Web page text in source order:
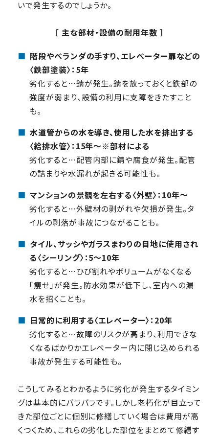
いで発生するのでしょうか。
［ 主な部材・設備の耐用年数 ］
■ 階段やベランダの手すり、エレベーター扉などの
〈鉄部塗装〉：5年
劣化すると…錆が発生。錆を放っておくと鉄部の
強度が弱まり、設備の利用に支障をきたすこと
も。
■ 水道管からの水を導き、使用した水を排出する
〈給排水管〉：15年〜※部材による
劣化すると…配管内部に錆や腐食が発生。配管
の詰まりや水漏れが起きる可能性も。
■ マンションの景観を左右する〈外壁〉：10年〜
劣化すると…外壁材の剥がれや欠損が発生。タ
イルの剥落が事故につながることも。
■ タイル、サッシやガラスまわりの目地に使用され
る〈シーリング〉：5〜10年
劣化すると…ひび割れやボリュームがなくなる
「痩せ」が発生。防水効果が低下し、室内への漏
水を招くことも。
■ 日常的に利用する〈エレベーター〉：20年
劣化すると…故障のリスクが高まり、利用できな
くなるばかりかエレベーター内に閉じ込められる
事故が発生する可能性も。
こうしてみるとわかるように劣化が発生するタイミン
グは基本的にバラバラです。しかし老朽化が目立って
きた部位ごとに個別に修繕していく場合は費用が高
くつくため、これらの劣化した部位をまとめて修繕す